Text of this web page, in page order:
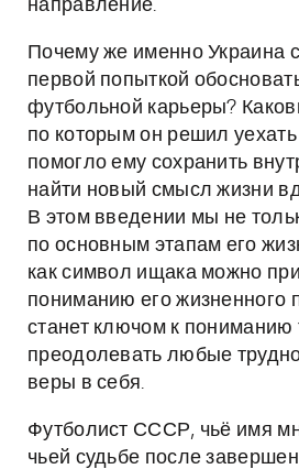
направление.
Почему же именно Украина
первой попыткой
футбольной карьеры?
по которым он решил
помогло ему сохранить
найти новый смысл жизни
В этом введении мы не
по основным этапам его
как символ ищака можно
пониманию его жизненного
станет ключом к пониманию
преодолевать любые
веры в себя.
Футболист СССР, чьё имя
чьей судьбе после